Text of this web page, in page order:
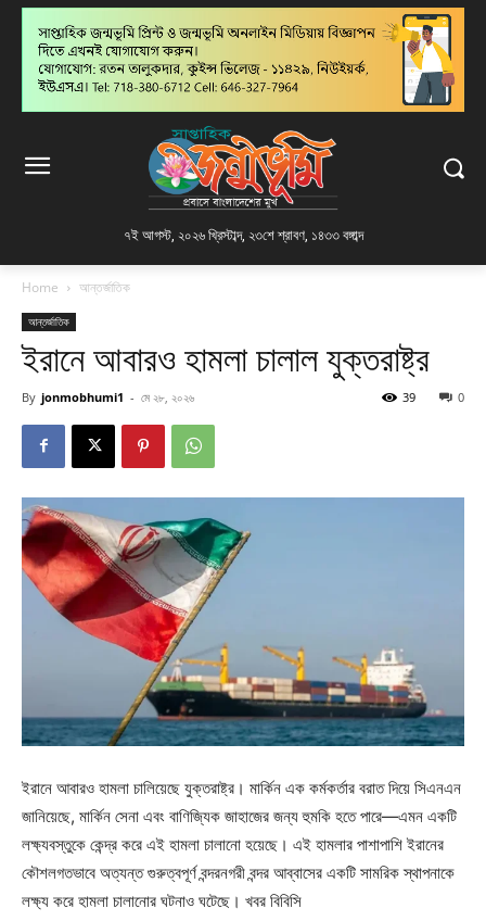
৭ই আগস্ট, ২০২৬ খ্রিস্টাব্দ, ২৩শে শ্রাবণ, ১৪৩৩ বঙ্গাব্দ
Home আন্তর্জাতিক
আন্তর্জাতিক
ইরানে আবারও হামলা চালাল যুক্তরাষ্ট্র
By jonmobhumi1 - মে ২৮, ২০২৬ 0
39
ইরানে আবারও হামলা চালিয়েছে যুক্তরাষ্ট্র। মার্কিন এক কর্মকর্তার বরাত দিয়ে সিএনএন
জানিয়েছে, মার্কিন সেনা এবং বাণিজ্যিক জাহাজের জন্য হুমকি হতে পারে—এমন একটি
লক্ষ্যবস্তুকে কেন্দ্র করে এই হামলা চালানো হয়েছে। এই হামলার পাশাপাশি ইরানের
কৌশলগতভাবে অত্যন্ত গুরুত্বপূর্ণ বন্দরনগরী বন্দর আব্বাসের একটি সামরিক স্থাপনাকে
লক্ষ্য করে হামলা চালানোর ঘটনাও ঘটেছে। খবর বিবিসি